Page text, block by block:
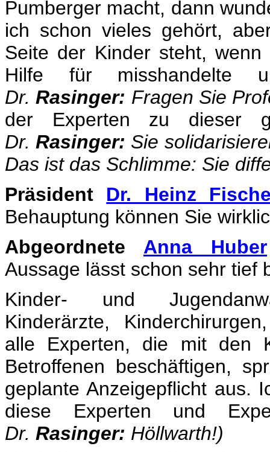
Pumberger macht, dann
ich schon vieles gehört,
Seite der Kinder steht,
Hilfe für misshandelte
Dr.Rasinger: Fragen Sie
der Experten zu dieser
Dr.Rasinger: Sie
Das ist das Schlimme: Sie
Präsident Dr. Heinz
Behauptung können Sie
Abgeordnete Anna Huber
Aussage lässt schon sehr tief
Kinder- und
Kinderärzte,
alle Experten, die mit den
Betroffenen beschäftigen,
geplante Anzeigepflicht aus.
diese Experten und
Dr. Rasinger: Höllwarth!)